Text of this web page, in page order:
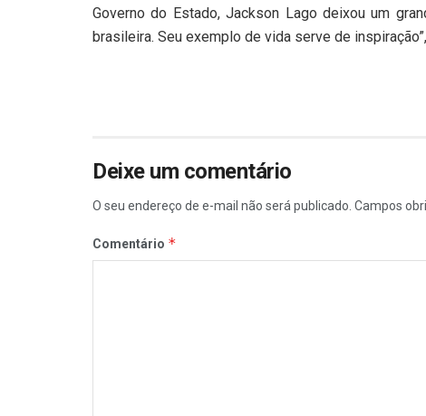
Governo do Estado, Jackson Lago deixou um
brasileira. Seu exemplo de vida serve de
Deixe um comentário
O seu endereço de e-mail não será publicado. Campos
Comentário *